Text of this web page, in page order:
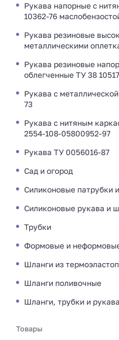
Рукава напорные с
10362-76
Рукава резиновые
металлическими
Рукава резиновые
облегченные ТУ 38
Рукава с
73
Рукава с нитяным
2554-108-05800952-97
Рукава ТУ 0056016-87
Сад и огород
Силиконовые патрубки
Силиконовые рукава и
Трубки
Формовые и
Шланги из
Шланги поливочные
Шланги, трубки и рукава
Товары